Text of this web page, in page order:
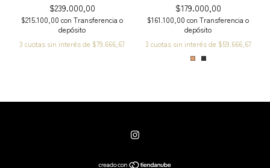
$239.000,00
$215.100,00 con Transferencia o
depósito
3 cuotas sin interés de $79.666,67
$179.000,00
$161.100,00 con Transferencia o
depósito
3 cuotas sin interés de $59.666,67